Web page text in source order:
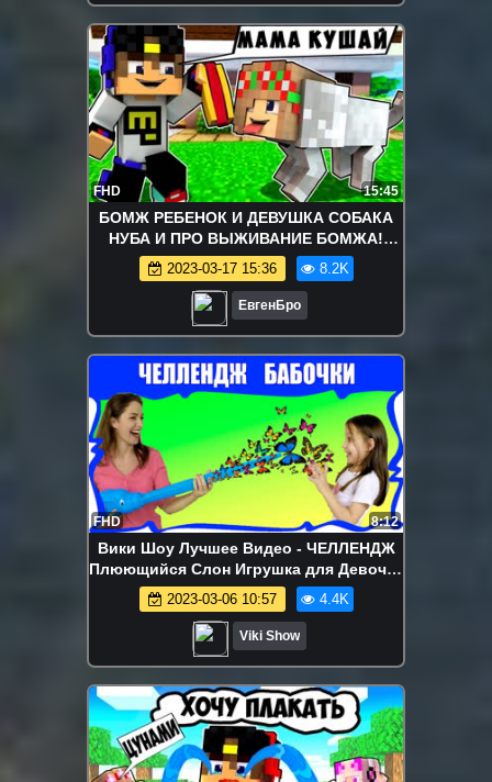
FHD 15:45
БОМЖ РЕБЕНОК И ДЕВУШКА СОБАКА
НУБА И ПРО ВЫЖИВАНИЕ БОМЖА!
МАЙНКРАФТ В РЕАЛЬНОЙ ЖИЗНИ
ВИДЕО ТРОЛЛИНГ
2023-03-17 15:36 8.2K
ЕвгенБро
FHD 8:12
Вики Шоу Лучшее Видео - ЧЕЛЛЕНДЖ
Плюющийся Слон Игрушка для Девочек
Elefun Game Hasbro / Вики Шоу
2023-03-06 10:57 4.4K
Viki Show